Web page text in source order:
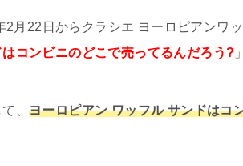
2月22日からクラシエ ヨーロピアンワ
コンビニのどこで売ってるんだろう?
、 ヨーロピアン ワッフル サンドはコ